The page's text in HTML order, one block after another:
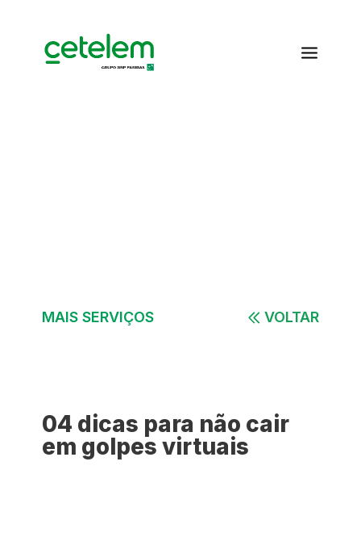
MAIS SERVIÇOS VOLTAR
04 dicas para não cair
em golpes virtuais